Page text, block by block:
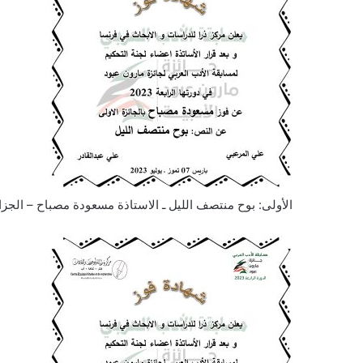
الأولى: بوح منتصف الليل ـ الاستاذة مسعودة مصباح –